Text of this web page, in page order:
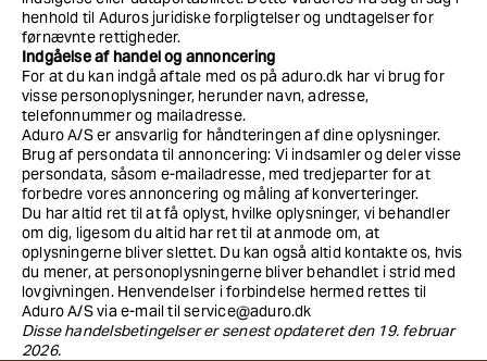
henhold til Aduros juridiske forpligtelser og undtagelser for
førnævnte rettigheder.
Indgåelse af handel og annoncering
For at du kan indgå aftale med os på aduro.dk har vi brug for
visse personoplysninger, herunder navn, adresse,
telefonnummer og mailadresse.
Aduro A/S er ansvarlig for håndteringen af dine oplysninger.
Brug af persondata til annoncering: Vi indsamler og deler visse
persondata, såsom e-mailadresse, med tredjeparter for at
forbedre vores annoncering og måling af konverteringer.
Du har altid ret til at få oplyst, hvilke oplysninger, vi behandler
om dig, ligesom du altid har ret til at anmode om, at
oplysningerne bliver slettet. Du kan også altid kontakte os, hvis
du mener, at personoplysningerne bliver behandlet i strid med
lovgivningen. Henvendelser i forbindelse hermed rettes til
Aduro A/S via e-mail tilservice@aduro.dk
Disse handelsbetingelser er senest opdateret den 19. februar
2026.